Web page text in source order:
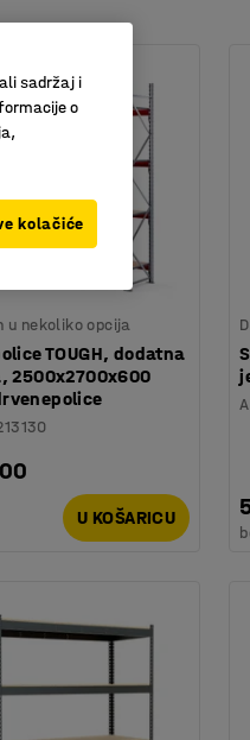
u nekoliko opcija
TOUGH, dodatna
2500x2700x600
U KOŠARICU
sadržaj i
o
kolačiće